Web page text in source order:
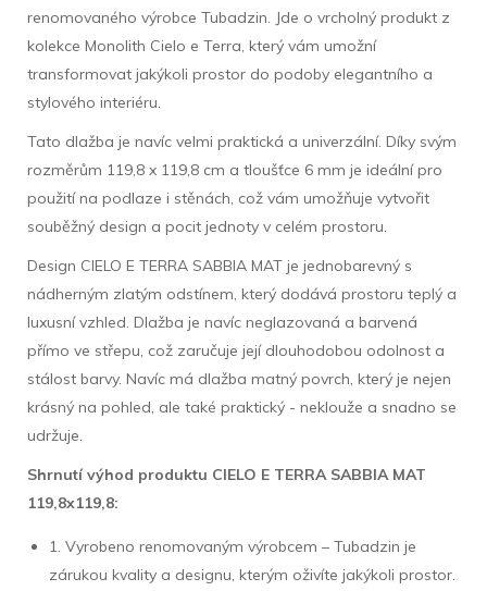
renomovaného výrobce Tubadzin. Jde o vrcholný produkt z
kolekce Monolith Cielo e Terra, který vám umožní
transformovat jakýkoli prostor do podoby elegantního a
stylového interiéru.
Tato dlažba je navíc velmi praktická a univerzální. Díky svým
rozměrům 119,8 x 119,8 cm a tloušťce 6 mm je ideální pro
použití na podlaze i stěnách, což vám umožňuje vytvořit
souběžný design a pocit jednoty v celém prostoru.
Design CIELO E TERRA SABBIA MAT je jednobarevný s
nádherným zlatým odstínem, který dodává prostoru teplý a
luxusní vzhled. Dlažba je navíc neglazovaná a barvená
přímo ve střepu, což zaručuje její dlouhodobou odolnost a
stálost barvy. Navíc má dlažba matný povrch, který je nejen
krásný na pohled, ale také praktický - neklouže a snadno se
udržuje.
Shrnutí výhod produktu CIELO E TERRA SABBIA MAT
119,8x119,8:
1. Vyrobeno renomovaným výrobcem – Tubadzin je
zárukou kvality a designu, kterým oživíte jakýkoli prostor.